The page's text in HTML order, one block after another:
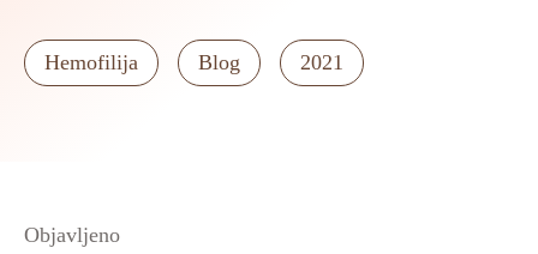
Hemofilija Blog 2021
Objavljeno